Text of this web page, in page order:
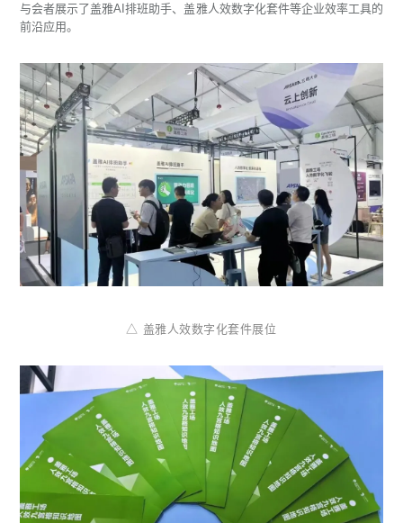
与会者展示了盖雅AI排班助手、盖雅人效数字化套件等企业效率工具的
前沿应用。
△ 盖雅人效数字化套件展位